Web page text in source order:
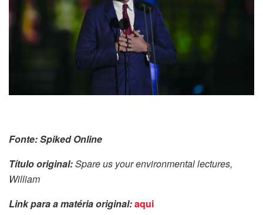
Fonte: Spiked Online
Título original:Spare us your environmental lectures,
William
Link para a matéria original:aqui